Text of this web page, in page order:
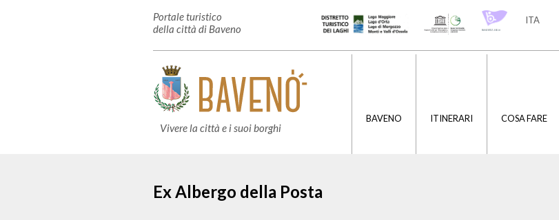
Portale turistico
della città di Baveno
ITA
Vivere la città e i suoi borghi
BAVENO ITINERARI COSA FARE
Ex Albergo della Posta